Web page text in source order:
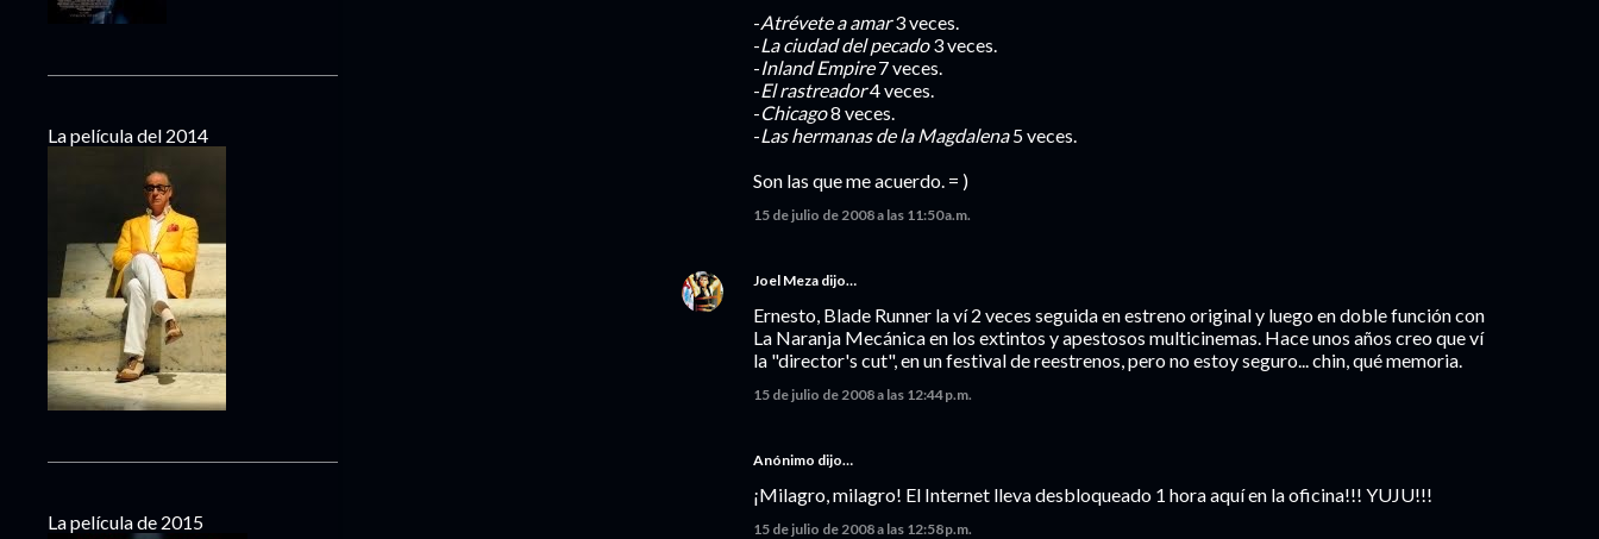
-Atrévete a amar3 veces.
-La ciudad del pecado3 veces.
-Inland Empire7 veces.
-El rastreador4 veces.
-Chicago8 veces.
-Las hermanas de la Magdalena5 veces.
Son las que me acuerdo. = )
15 de julio de 2008 a las 11:50 a.m.
Joel Meza dijo…
Ernesto, Blade Runner la ví 2 veces seguida en estreno original y luego en doble función con
La Naranja Mecánica en los extintos y apestosos multicinemas. Hace unos años creo que ví
la "director's cut", en un festival de reestrenos, pero no estoy seguro... chin, qué memoria.
15 de julio de 2008 a las 12:44 p.m.
Anónimo dijo…
¡Milagro, milagro! El Internet lleva desbloqueado 1 hora aquí en la oficina!!! YUJU!!!
15 de julio de 2008 a las 12:58 p.m.
La película del 2014
La película de 2015